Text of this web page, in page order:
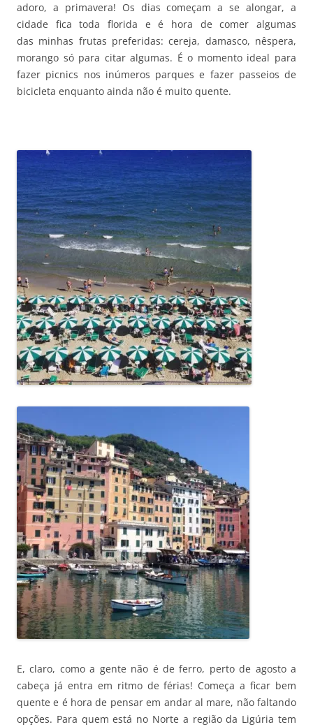
adoro, a primavera! Os dias começam a se alongar, a
cidade fica toda florida e é hora de comer algumas
das minhas frutas preferidas: cereja, damasco, nêspera,
morango só para citar algumas. É o momento ideal para
fazer picnics nos inúmeros parques e fazer passeios de
bicicleta enquanto ainda não é muito quente.
E, claro, como a gente não é de ferro, perto de agosto a
cabeça já entra em ritmo de férias! Começa a ficar bem
quente e é hora de pensar em andar al mare, não faltando
opções. Para quem está no Norte a região da Ligúria tem